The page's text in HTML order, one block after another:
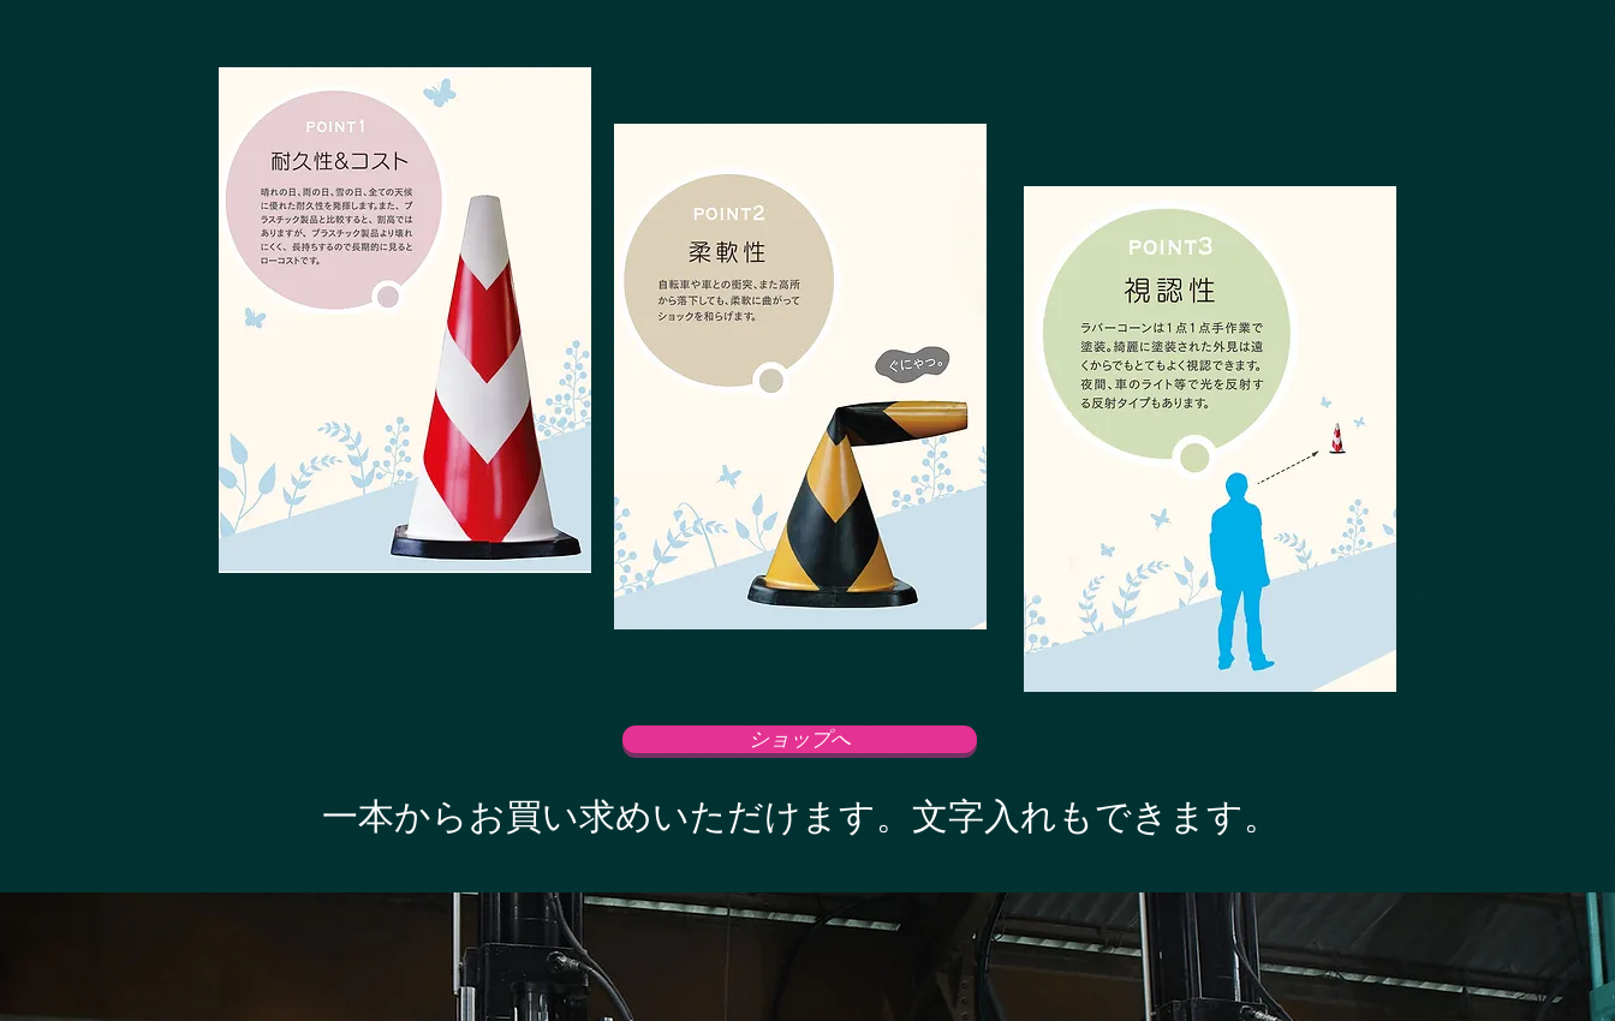
ショップへ
一本からお買い求めいただけます。文字入れもできます。